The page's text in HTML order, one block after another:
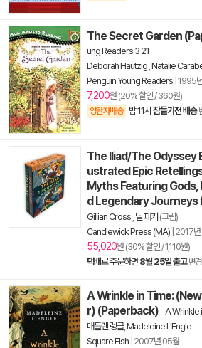
The Secret Garden
ung Readers 3 21
Deborah Hautzig Natalie
Penguin Young Readers 1995
7,200원 (20% 할인 / 360원)
양탄자배송 밤 11시 잠들기전 배송
The Iliad/The Odyssey
ustrated Epic
Myths Featuring Gods,
d Legendary
Gillian Cross 닐 패커 (그림)
Candlewick Press (MA) 2017년
55,020원 (30% 할인 / 1,110원)
택배로 주문하면 8월 25일 출고 변경
A Wrinkle in Time:
r) (Paperback) -A Wrinkle
매들렌 렝글, Madeleine L'Engle
Square Fish 2007년 05월